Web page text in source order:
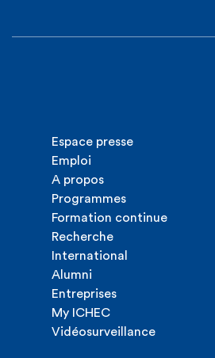
Espace presse
Emploi
A propos
Programmes
Formation continue
Recherche
International
Alumni
Entreprises
My ICHEC
Vidéosurveillance